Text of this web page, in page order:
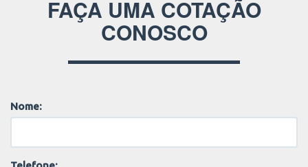
FAÇA UMA COTAÇÃO
CONOSCO
Nome: